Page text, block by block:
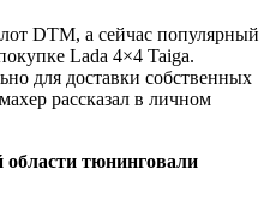
DTM, а сейчас популярный
Lada 4×4 Taiga.
для доставки собственных
рассказал в личном
области тюнинговали